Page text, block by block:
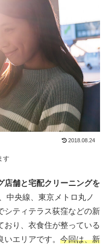
2018.08.24
す
店舗と宅配クリーニングを
中央線、東京メトロ丸ノ
シティテラス荻窪などの新
おり、衣食住が整っている
いエリアです。 今回は、新